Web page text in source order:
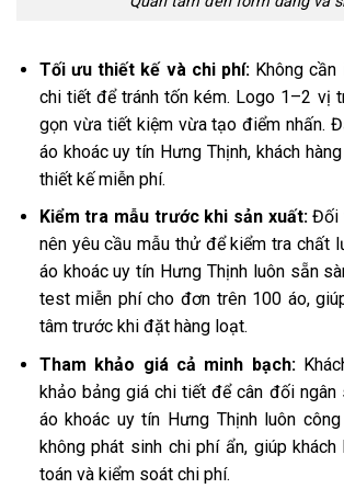
Tối ưu thiết kế và chi phí: Không cần
chi tiết để tránh tốn kém. Logo 1–2 vị
gọn vừa tiết kiệm vừa tạo điểm nhấn.
áo khoác uy tín Hưng Thịnh, khách
thiết kế miễn phí.
Kiểm tra mẫu trước khi sản xuất:Đối
nên yêu cầu mẫu thử để kiểm tra chất
áo khoác uy tín Hưng Thịnh luôn sẵn
test miễn phí cho đơn trên 100 áo,
tâm trước khi đặt hàng loạt.
Tham khảo giá cả minh bạch:
khảo bảng giá chi tiết để cân đối ngân
áo khoác uy tín Hưng Thịnh luôn
không phát sinh chi phí ẩn, giúp
toán và kiểm soát chi phí.